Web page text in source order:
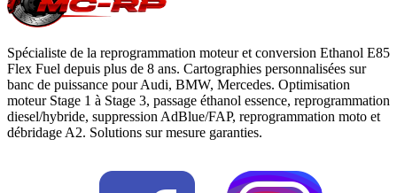
Spécialiste de la reprogrammation moteur et conversion Ethanol E85
Flex Fuel depuis plus de 8 ans. Cartographies personnalisées sur
banc de puissance pour Audi, BMW, Mercedes. Optimisation
moteur Stage 1 à Stage 3, passage éthanol essence, reprogrammation
diesel/hybride, suppression AdBlue/FAP, reprogrammation moto et
débridage A2. Solutions sur mesure garanties.